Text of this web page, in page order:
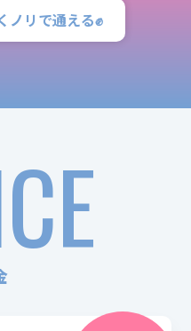
ノリで通える✊